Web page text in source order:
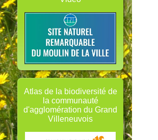
Atlas de la biodiversité de
la communauté
d'agglomération du Grand
Villeneuvois